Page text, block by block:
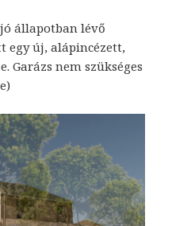
állapotban lévő
egy új, alápincézett,
Garázs nem szükséges